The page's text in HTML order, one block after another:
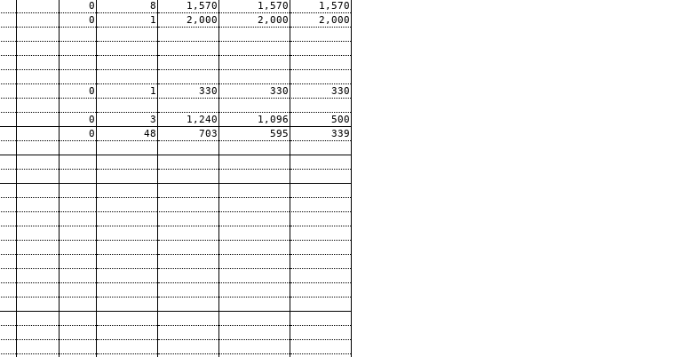
0 8 1,570 1,570
1,570
0 1 2,000 2,000
2,000
0 1 330 330
330
0 3 1,240 1,096 500
0 48 703 595
339